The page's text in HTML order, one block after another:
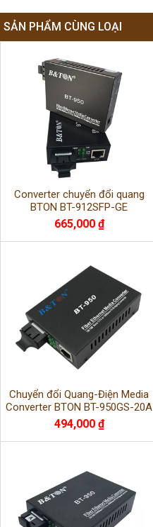
SẢN PHẨM CÙNG LOẠI
Converter chuyển đổi quang
BTON BT-912SFP-GE
665,000 ₫
Chuyển đổi Quang-Điện Media
Converter BTON BT-950GS-20A
494,000 ₫